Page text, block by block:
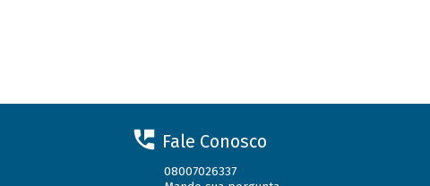
Fale Conosco
08007026337